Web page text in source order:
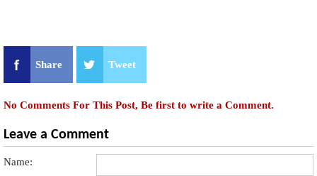
Share Tweet
No Comments For This Post, Be first to write a Comment.
Leave a Comment
Name: